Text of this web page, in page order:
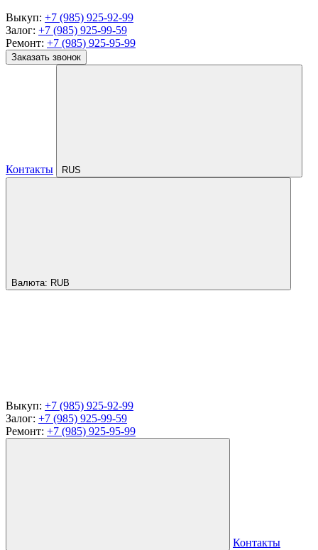
Выкуп: +7 (985) 925-92-99
Залог: +7 (985) 925-99-59
Ремонт: +7 (985) 925-95-99
Заказать звонок
Контакты RUS
Валюта: RUB
Выкуп: +7 (985) 925-92-99
Залог: +7 (985) 925-99-59
Ремонт: +7 (985) 925-95-99
Контакты